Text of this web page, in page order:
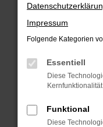
Überprüfe
Laden andere
Manche
verhindern.
anderen
Impressum
Folgende Kategorien
Essentiell
Diese
Funktional
Diese